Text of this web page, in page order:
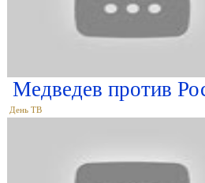
Медведев против
День ТВ